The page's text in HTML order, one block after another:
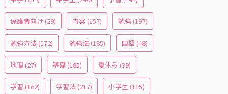
保護者向け (29) 内容(157) 勉強(197)
勉強方法(172) 勉強法(185) 国語 (48)
地理(27) 基礎(185) 夏休み (39)
学習 (162) 学習法(217) 小学生(115)